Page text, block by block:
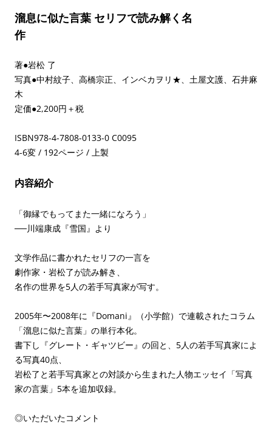
溜息に似た言葉 セリフで読み解く名
作
著●岩松 了
写真●中村紋子、高橋宗正、インベカヲリ★、土屋文護、石井麻
木
定価●2,200円＋税
ISBN978-4-7808-0133-0 C0095
4-6変 / 192ページ / 上製
内容紹介
「御縁でもってまた一緒になろう」
──川端康成『雪国』より
文学作品に書かれたセリフの一言を
劇作家・岩松了が読み解き、
名作の世界を5人の若手写真家が写す。
2005年〜2008年に『Domani』（小学館）で連載されたコラム
「溜息に似た言葉」の単行本化。
書下し『グレート・ギャツビー』の回と、5人の若手写真家によ
る写真40点、
岩松了と若手写真家との対談から生まれた人物エッセイ「写真
家の言葉」5本を追加収録。
◎いただいたコメント